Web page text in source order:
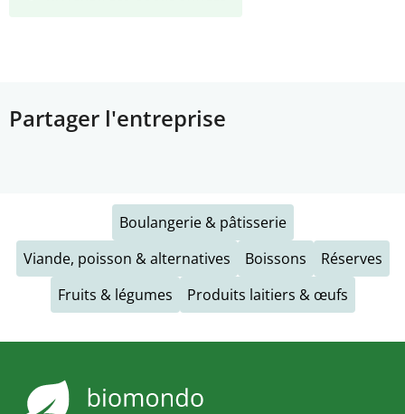
Partager l'entreprise
Boulangerie & pâtisserie
Viande, poisson & alternatives
Boissons
Réserves
Fruits & légumes
Produits laitiers & œufs